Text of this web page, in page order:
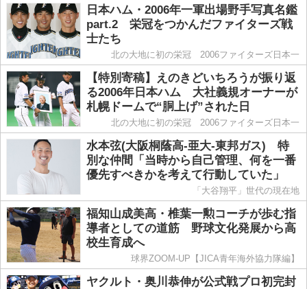
日本ハム・2006年一軍出場野手写真名鑑
part.2 栄冠をつかんだファイターズ戦
士たち
北の大地に初の栄冠 2006ファイターズ日本一
【特別寄稿】えのきどいちろうが振り返
る2006年日本ハム 大社義規オーナーが
札幌ドームで“胴上げ”された日
北の大地に初の栄冠 2006ファイターズ日本一
水本弦(大阪桐蔭高-亜大-東邦ガス) 特
別な仲間「当時から自己管理、何を一番
優先すべきかを考えて行動していた」
「大谷翔平」世代の現在地
福知山成美高・椎葉一勲コーチが歩む指
導者としての道筋 野球文化発展から高
校生育成へ
球界ZOOM-UP【JICA青年海外協力隊編】
ヤクルト・奥川恭伸が公式戦プロ初完封